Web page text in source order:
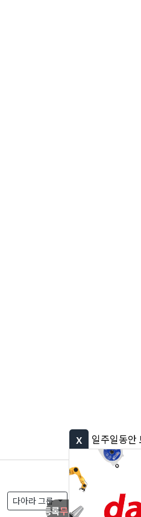
완속충전기 첫선
무료 무료
일주일동안 보지 않기
다아라 그룹